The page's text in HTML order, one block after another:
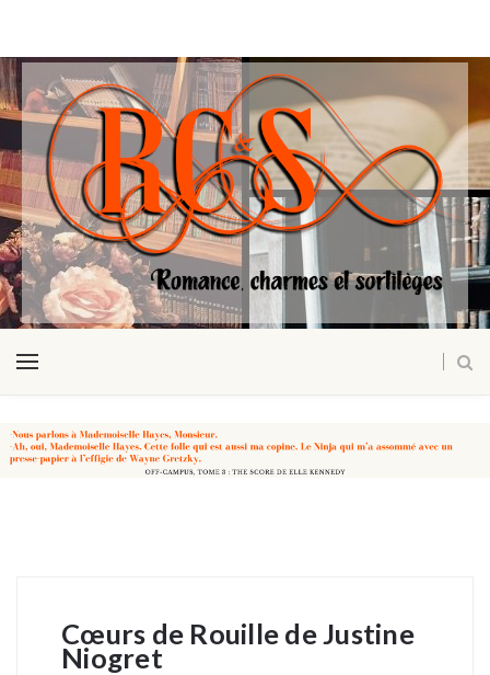
Cœurs de Rouille de Justine
Niogret